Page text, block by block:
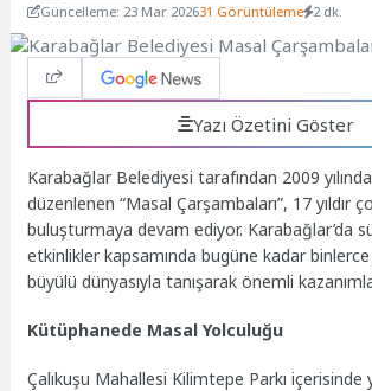
Güncelleme: 23 Mar 202631 Görüntüleme 2 dk.
Yazı Özetini Göster
Karabağlar Belediyesi tarafından 2009
düzenlenen “Masal Çarşambaları”, 17 yıldır
buluşturmaya devam ediyor. Karabağlar’da
etkinlikler kapsamında bugüne kadar
büyülü dünyasıyla tanışarak önemli
Kütüphanede Masal Yolculuğu
Çalıkuşu Mahallesi Kilimtepe Parkı